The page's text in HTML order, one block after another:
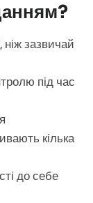
ніж зазвичай
під час
кілька
до себе